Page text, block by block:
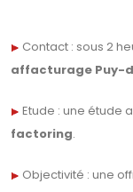
Contact : sous 2
affacturage Puy-
Etude : une étude
factoring.
Objectivité : une